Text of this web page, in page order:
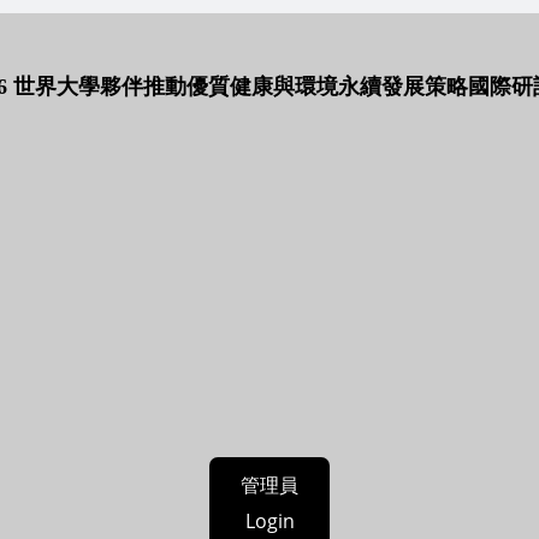
世界大學夥伴推動優質健康與環境永續發展策略國際研
管理員
Login